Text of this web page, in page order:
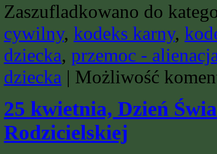
Zaszufladkowano do
cywilny, kodeks karny,
dziecka, przemoc -
dziecka | Możliwość
25 kwietnia, Dzień
Rodzicielskiej